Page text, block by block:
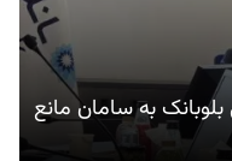
به سامان مانع